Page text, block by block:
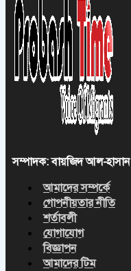
সম্পাদক: বায়জিদ আল-হাসান
আমাদের সম্পর্কে
গোপনীয়তার নীতি
শর্তাবলী
যোগাযোগ
বিজ্ঞাপন
আমাদের টিম